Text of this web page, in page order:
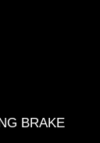
BRAKE